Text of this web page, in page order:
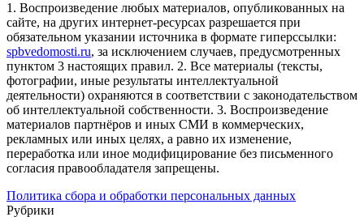
1. Воспроизведение любых материалов, опубликованных на
сайте, на других интернет-ресурсах разрешается при
обязательном указании источника в формате гиперссылки:
spbvedomosti.ru, за исключением случаев, предусмотренных
пунктом 3 настоящих правил. 2. Все материалы (тексты,
фотографии, иные результаты интеллектуальной
деятельности) охраняются в соответствии с законодательством
об интеллектуальной собственности. 3. Воспроизведение
материалов партнёров и иных СМИ в коммерческих,
рекламных или иных целях, а равно их изменение,
переработка или иное модифицирование без письменного
согласия правообладателя запрещены.
Политика сбора и обработки персональных данных
Рубрики